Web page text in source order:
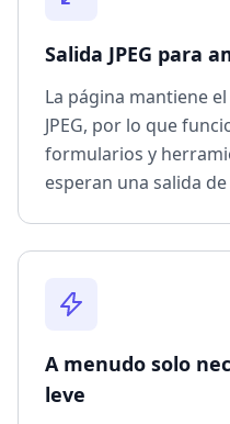
Salida JPEG para
La página mantiene
JPEG, por lo que
formularios y
esperan una salida de
A menudo solo
leve